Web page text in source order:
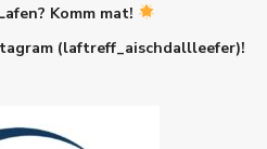
Komm mat!
(laftreff_aischdallleefer)!